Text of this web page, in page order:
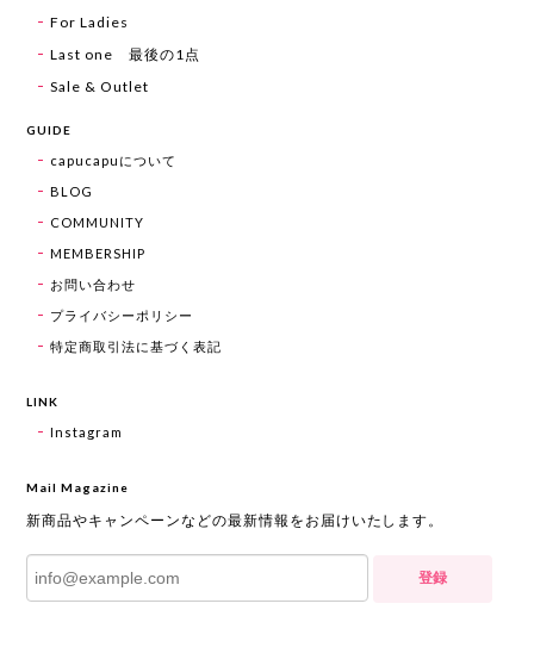
For Ladies
Last one 最後の1点
Sale & Outlet
GUIDE
capucapuについて
BLOG
COMMUNITY
MEMBERSHIP
お問い合わせ
プライバシーポリシー
特定商取引法に基づく表記
LINK
Instagram
Mail Magazine
新商品やキャンペーンなどの最新情報をお届けいたします。
登録